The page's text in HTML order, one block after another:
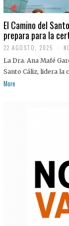
El Camino del
prepara para la
22 AGOSTO, 2025
2
A
G
La Dra. Ana Mafé
Santo Cáliz, lidera la
More